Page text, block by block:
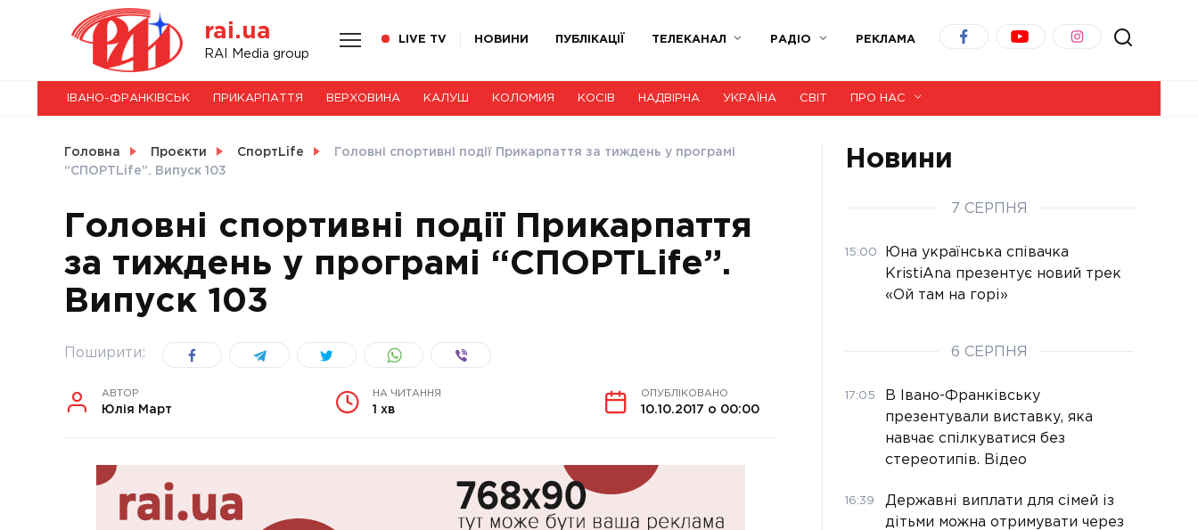
rai.ua
RAI Media group
LIVE TV НОВИНИ ПУБЛІКАЦІЇ ТЕЛЕКАНАЛ РАДІО РЕКЛАМА
НОВИНИ
СВІТ
УКРАЇНА
ІВАНО-ФРАНКІВСЬК ПРИКАРПАТТЯ ВЕРХОВИНА КАЛУШ КОЛОМИЯ КОСІВ НАДВІРНА УКРАЇНА СВІТ ПРО НАС
Головна Проєкти СпортLife
Головні спортивні події Прикарпаття за тиждень у програмі
“СПОРТLife”. Випуск 103
Головні спортивні події Прикарпаття
за тиждень у програмі “СПОРТLife”.
Випуск 103
Поширити:
АВТОР
Юлія Март
НА ЧИТАННЯ
1 хв
ОПУБЛІКОВАНО
10.10.2017 о 00:00
Новини
7 СЕРПНЯ
15:00
Юна українська співачка
KristiAna презентує новий трек
«Ой там на горі»
6 СЕРПНЯ
17:05
В Івано-Франківську
презентували виставку, яка
навчає спілкуватися без
стереотипів. Відео
16:39
Державні виплати для сімей із
дітьми можна отримувати через